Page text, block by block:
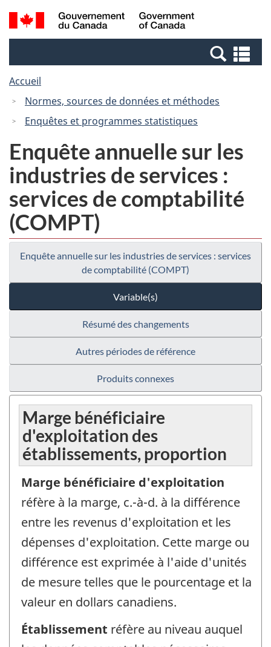
Passer
au
Passer
à
Canada
Recherche
et
et
Accueil
Normes, sources de données et méthodes
Enquêtes et programmes statistiques
Enquête annuelle sur les
industries de services :
services de comptabilité
(COMPT)
Enquête annuelle sur les industries de services : services
de comptabilité (COMPT)
Variable(s)
Résumé des changements
Autres périodes de référence
Produits connexes
Marge bénéficiaire
d'exploitation des
établissements, proportion
Marge bénéficiaire d'exploitation
réfère à la marge, c.-à-d. à la différence
entre les revenus d'exploitation et les
dépenses d'exploitation. Cette marge ou
différence est exprimée à l'aide d'unités
de mesure telles que le pourcentage et la
valeur en dollars canadiens.
Établissement réfère au niveau auquel